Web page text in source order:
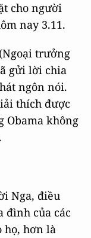
cho người
nay 3.11.
trưởng
gửi lời chia
ngôn nói.
thích được
Obama không
Nga, điều
đình của các
họ, hơn là